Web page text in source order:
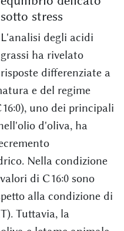
sotto stress
L'analisi degli acidi
grassi ha rivelato
risposte differenziate a
e del regime
uno dei principali
d'oliva, ha
Nella condizione
di C16:0 sono
alla condizione di
Tuttavia, la